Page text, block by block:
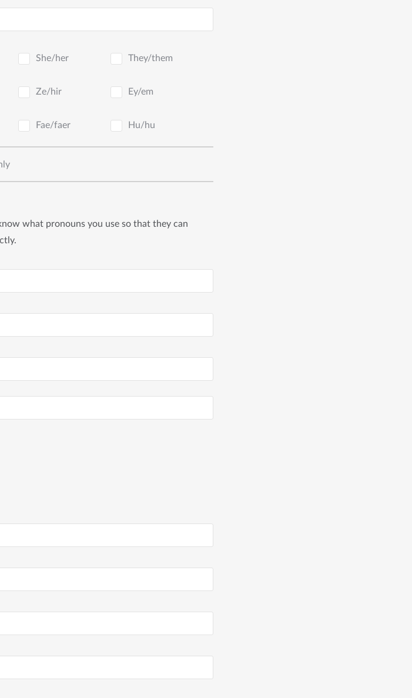
She/her They/them
Ze/hir Ey/em
Fae/faer Hu/hu
what pronouns you use so that they can